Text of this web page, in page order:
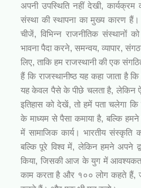
अपनी उपस्थिति नहीं देखी, कार्यक्रम
संस्था की स्थापना का मुख्य कारण
चीजें, विभिन्न राजनीतिक संस्थानों
भावना पैदा करने, समन्वय, व्यापार,
लिए, ताकि हम राजस्थानी की एक
हैं कि राजस्थानीष्ठ यह कहा जाता है
यह केवल पैसे के पीछे चलता है, लेकिन
इतिहास को देखें, तो हमें पता चलेगा
के माध्यम से पैसा कमाया है, बल्कि हमने
में सामाजिक कार्य। भारतीय
बल्कि पूरे विश्व में, लेकिन हमने अपने
किया, जिसकी आज के युग में
काम करता है और १०० लोग कहते हैं,